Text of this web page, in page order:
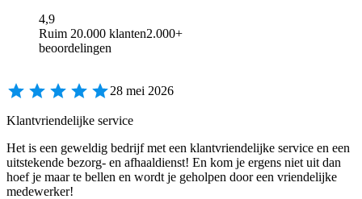
4,9
Ruim 20.000 klanten2.000+
beoordelingen
28 mei 2026
Klantvriendelijke service
Het is een geweldig bedrijf met een klantvriendelijke service en een
uitstekende bezorg- en afhaaldienst! En kom je ergens niet uit dan
hoef je maar te bellen en wordt je geholpen door een vriendelijke
medewerker!